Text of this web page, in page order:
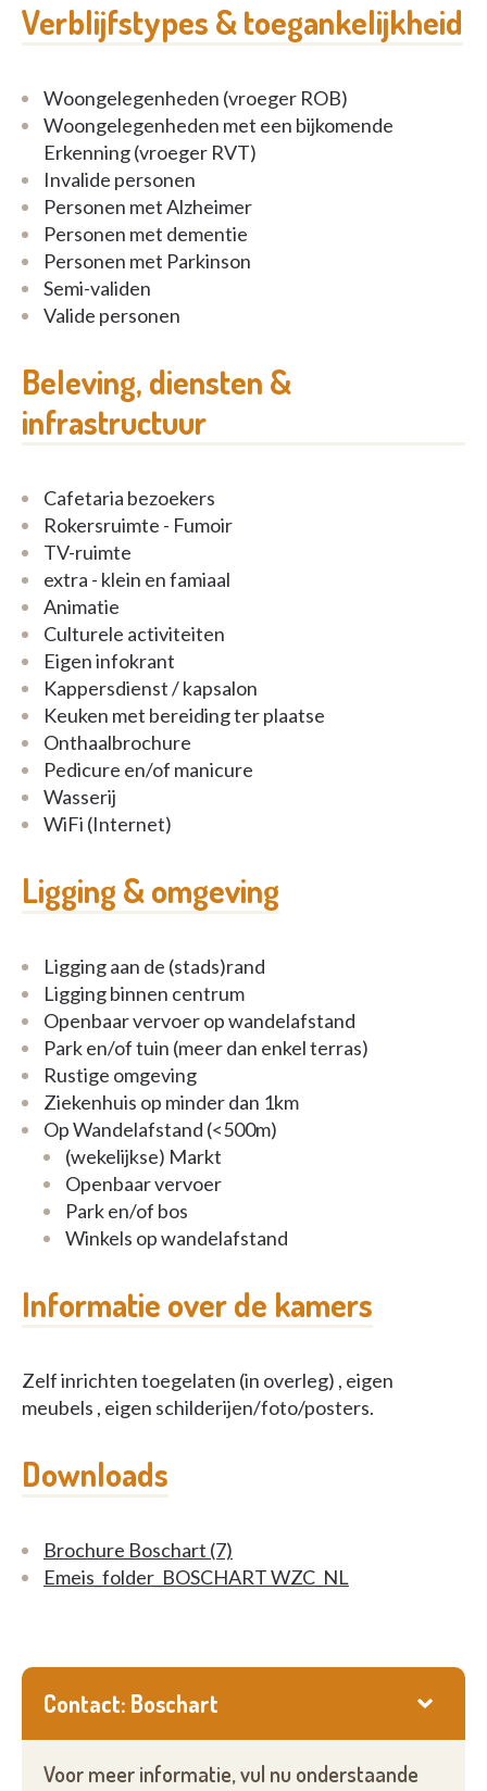
Verblijfstypes & toegankelijkheid
Woongelegenheden (vroeger ROB)
Woongelegenheden met een bijkomende
Erkenning (vroeger RVT)
Invalide personen
Personen met Alzheimer
Personen met dementie
Personen met Parkinson
Semi-validen
Valide personen
Beleving, diensten &
infrastructuur
Cafetaria bezoekers
Rokersruimte - Fumoir
TV-ruimte
extra - klein en famiaal
Animatie
Culturele activiteiten
Eigen infokrant
Kappersdienst / kapsalon
Keuken met bereiding ter plaatse
Onthaalbrochure
Pedicure en/of manicure
Wasserij
WiFi (Internet)
Ligging & omgeving
Ligging aan de (stads)rand
Ligging binnen centrum
Openbaar vervoer op wandelafstand
Park en/of tuin (meer dan enkel terras)
Rustige omgeving
Ziekenhuis op minder dan 1km
Op Wandelafstand (<500m)
(wekelijkse) Markt
Openbaar vervoer
Park en/of bos
Winkels op wandelafstand
Informatie over de kamers
Zelf inrichten toegelaten (in overleg) , eigen
meubels , eigen schilderijen/foto/posters.
Downloads
Brochure Boschart (7)
Emeis_folder_BOSCHART WZC_NL
Contact: Boschart
Voor meer informatie, vul nu onderstaande